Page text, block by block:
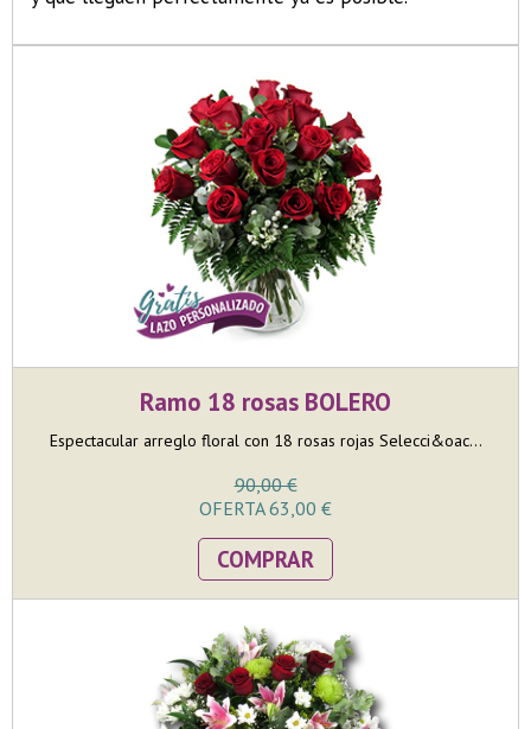
Ramo 18 rosas BOLERO
Espectacular arreglo floral con 18 rosas rojas Selecci&oac...
90,00 €
OFERTA 63,00 €
COMPRAR